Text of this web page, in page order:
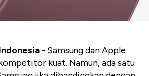
- Samsung dan Apple
kuat. Namun, ada satu